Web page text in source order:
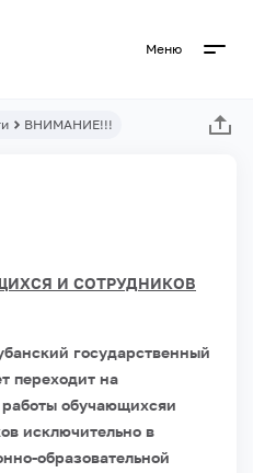
Меню
ВНИМАНИЕ!!!
И СОТРУДНИКОВ
государственный
переходит на
обучающихсяи
исключительно в
образовательной